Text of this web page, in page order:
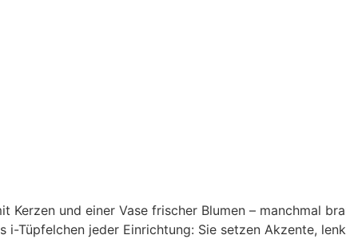
Kerzen und einer Vase frischer Blumen – manchmal
Tüpfelchen jeder Einrichtung: Sie setzen Akzente,